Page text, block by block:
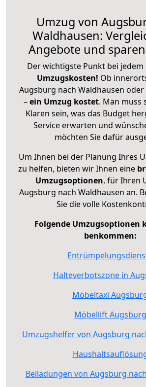
Umzug von
Waldhausen:
Angebote und
Der wichtigste Punkt bei jedem
Umzugskosten! Ob
Augsburg nach Waldhausen
–ein Umzug kostet. Man muss
Klaren sein, was das Budget
Service erwarten und
möchten Sie dafür
Um Ihnen bei der Planung Ihres
zu helfen, bieten wir Ihnen eine
Umzugsoptionen, für Ihren
Augsburg nach Waldhausen an.
Sie die volle
Folgende Umzugsoptionen
benkommen:
Halteverbotszone in
Möbeltaxi
Möbellift Augsburg
Umzugshelfer von Augsburg
Beiladungen von Augsburg